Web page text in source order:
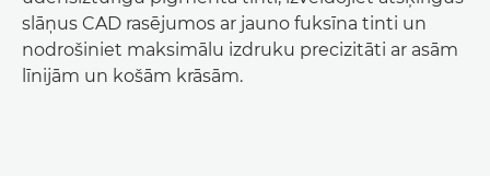
slāņus CAD rasējumos ar jauno fuksīna tinti un
nodrošiniet maksimālu izdruku precizitāti ar asām
līnijām un košām krāsām.